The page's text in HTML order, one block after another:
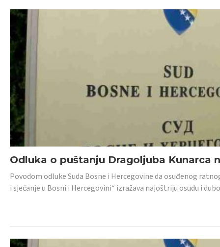
Odluka o puštanju Dragoljuba Kunarca
Povodom odluke Suda Bosne i Hercegovine da osuđenog
i sjećanje u Bosni i Hercegovini“ izražava najoštriju osudu i